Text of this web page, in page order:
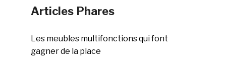
Articles Phares
Les meubles multifonctions qui font
gagner de la place